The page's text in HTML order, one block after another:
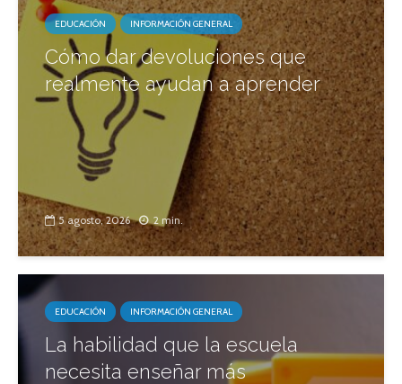
EDUCACIÓN INFORMACIÓN GENERAL
Cómo dar devoluciones que
realmente ayudan a aprender
5 agosto, 2026 2 min.
EDUCACIÓN INFORMACIÓN GENERAL
La habilidad que la escuela
necesita enseñar más